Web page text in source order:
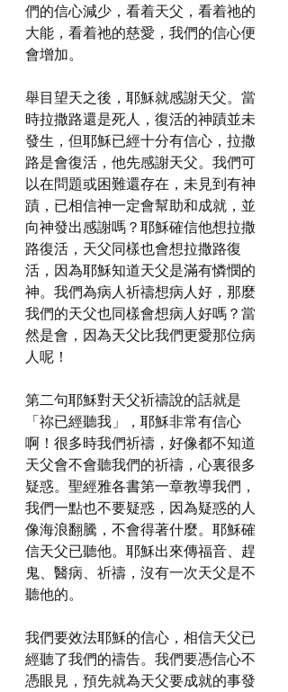
們的信心減少，看着天父，看着祂的
大能，看着祂的慈愛，我們的信心便
會增加。
舉目望天之後，耶穌就感謝天父。當
時拉撒路還是死人，復活的神蹟並未
發生，但耶穌已經十分有信心，拉撒
路是會復活，他先感謝天父。我們可
以在問題或困難還存在，未見到有神
蹟，已相信神一定會幫助和成就，並
向神發出感謝嗎？耶穌確信他想拉撒
路復活，天父同樣也會想拉撒路復
活，因為耶穌知道天父是滿有憐憫的
神。我們為病人祈禱想病人好，那麼
我們的天父也同樣會想病人好嗎？當
然是會，因為天父比我們更愛那位病
人呢！
第二句耶穌對天父祈禱說的話就是
「祢已經聽我」，耶穌非常有信心
啊！很多時我們祈禱，好像都不知道
天父會不會聽我們的祈禱，心裏很多
疑惑。聖經雅各書第一章教導我們，
我們一點也不要疑惑，因為疑惑的人
像海浪翻騰，不會得著什麼。耶穌確
信天父已聽他。耶穌出來傳福音、趕
鬼、醫病、祈禱，沒有一次天父是不
聽他的。
我們要效法耶穌的信心，相信天父已
經聽了我們的禱告。我們要憑信心不
憑眼見，預先就為天父要成就的事發